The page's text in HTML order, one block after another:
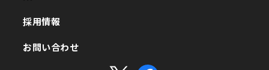
採用情報
お問い合わせ